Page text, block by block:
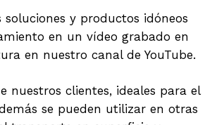
y productos idóneos
en un vídeo grabado en
en nuestro canal de YouTube.
nuestros clientes, ideales para el
se pueden utilizar en otras